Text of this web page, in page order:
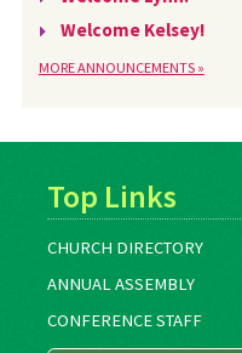
Welcome Kelsey!
MORE ANNOUNCEMENTS »
Top Links
CHURCH DIRECTORY
ANNUAL ASSEMBLY
CONFERENCE STAFF